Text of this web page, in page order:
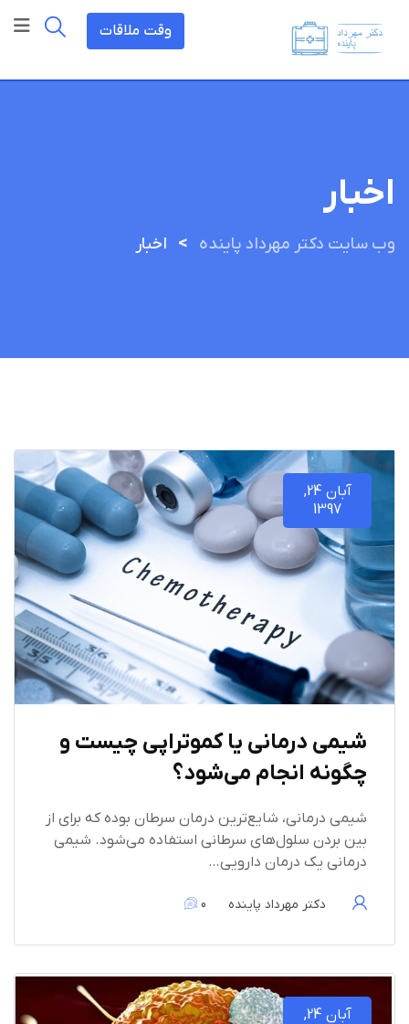
محتوا
وقت ملاقات
اخبار
وب سایت دکتر مهرداد پاینده > اخبار
آبان 24,
1397
شیمی درمانی یا کموتراپی چیست و
چگونه انجام می‌شود؟
شیمی درمانی، شایع‌ترین درمان سرطان بوده که برای از
بین بردن سلول‌های سرطانی استفاده می‌شود. شیمی
درمانی یک درمان دارویی…
دکتر مهرداد پاینده 0
آبان 24,